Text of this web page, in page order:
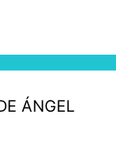
ÁNGEL